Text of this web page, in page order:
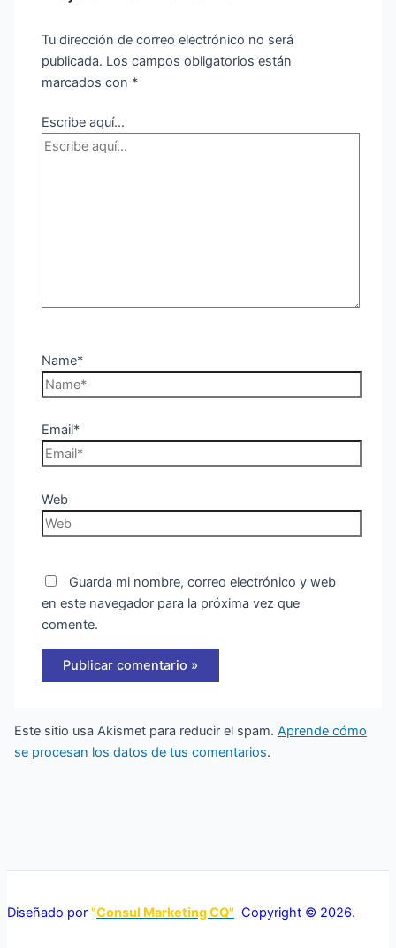
Tu dirección de correo electrónico no será
publicada. Los campos obligatorios están
marcados con *
Escribe aquí...
Name*
Email*
Web
Guarda mi nombre, correo electrónico y web
en este navegador para la próxima vez que
comente.
Este sitio usa Akismet para reducir el spam. Aprende cómo
se procesan los datos de tus comentarios.
Diseñado por "Consul Marketing CQ" Copyright © 2026.